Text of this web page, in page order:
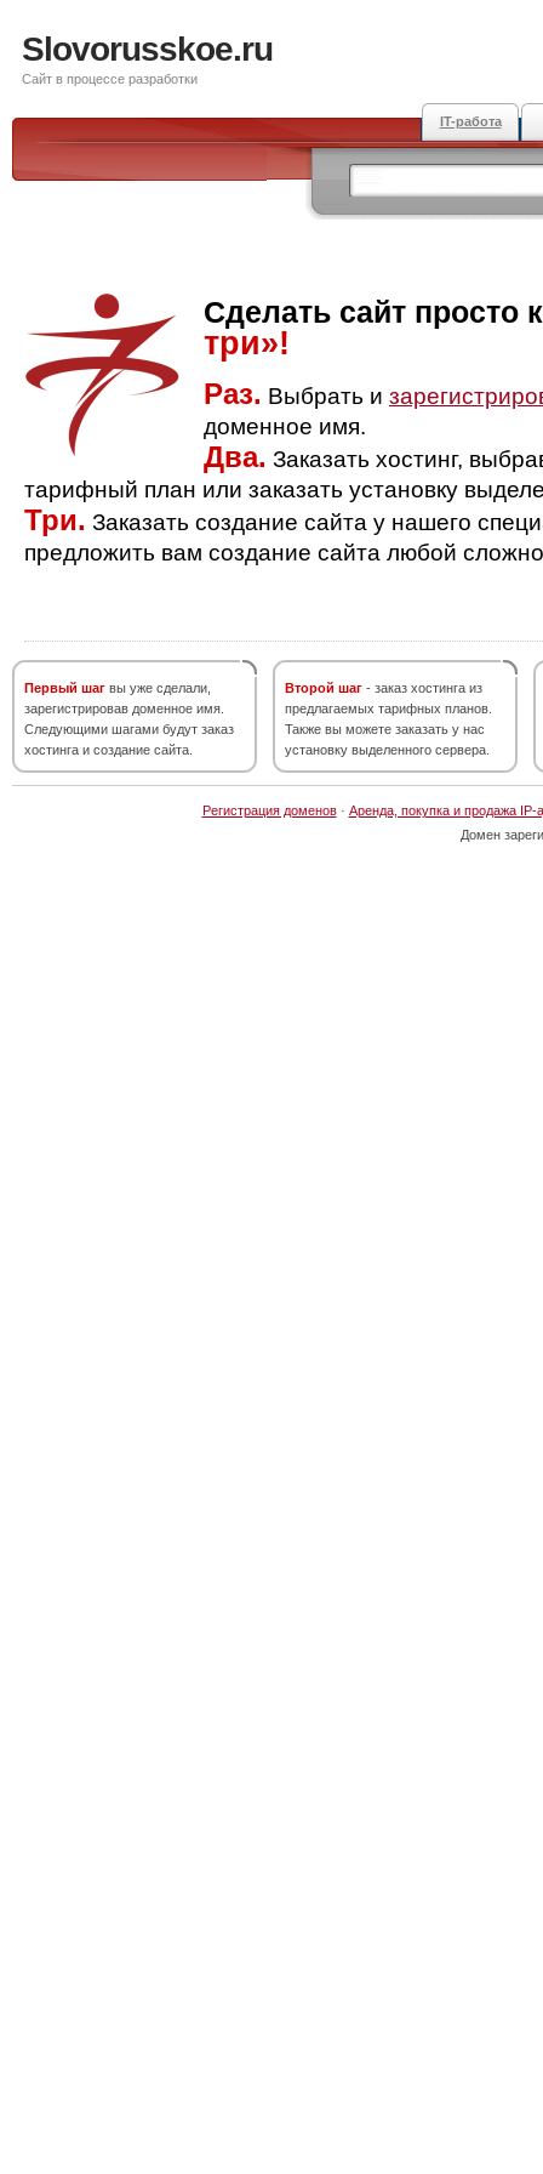
Slovorusskoe.ru
Сайт в процессе разработки
IT-работа
Сделать сайт просто
три»!
Раз. Выбрать и
доменное имя.
Два. Заказать хостинг,
тарифный план или заказать установку
Три. Заказать создание сайта у нашего
предложить вам создание сайта любой
Первый шаг вы уже сделали,
зарегистрировав доменное имя.
Следующими шагами будут заказ
хостинга и создание сайта.
Второй шаг - заказ хостинга из
предлагаемых тарифных планов.
Также вы можете заказать у нас
установку выделенного сервера.
Регистрация доменов· Аренда, покупка и продажа IP-
Домен